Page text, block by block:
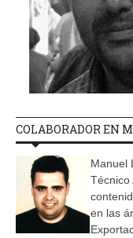
COLABORADOR EN
Manuel
Técnico
en las